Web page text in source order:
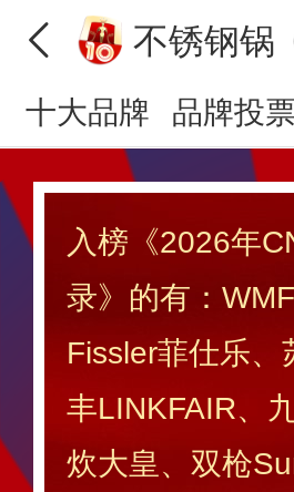
不锈钢锅
十大品牌 品牌投票
入榜《2026年
录》的有：
Fissler菲仕乐
丰LINKFAIR、
炊大皇、双枪